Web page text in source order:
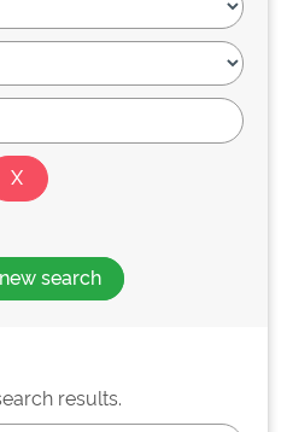
search
results.